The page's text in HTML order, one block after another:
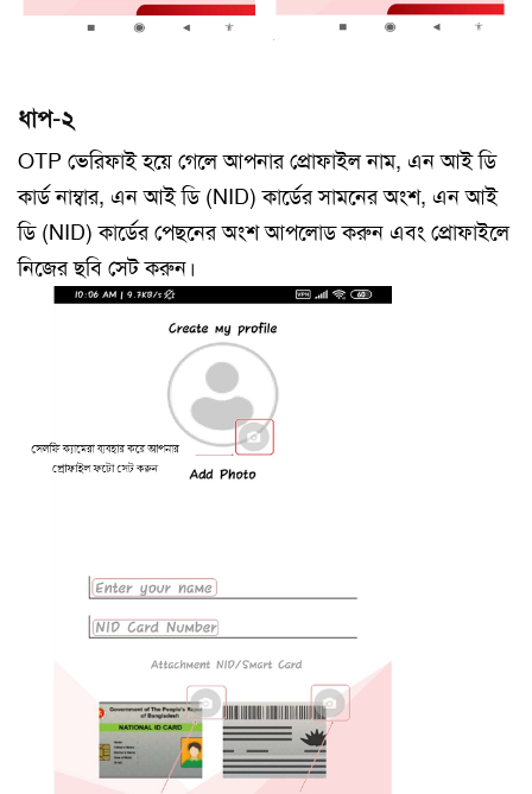
ধাপ-২
OTP ভেরিফাই হয়ে গেলে আপনার প্রোফাইল নাম, এন আই ডি
কার্ড নাম্বার, এন আই ডি (NID) কার্ডের সামনের অংশ, এন আই
ডি (NID) কার্ডের পেছনের অংশ আপলোড করুন এবং প্রোফাইলে
নিজের ছবি সেট করুন।